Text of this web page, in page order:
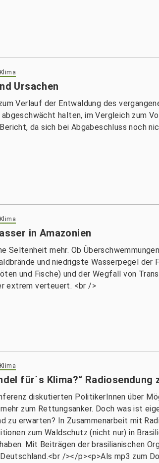
Ursachen
Verlauf der Entwaldung des
halten, im Vergleich zum
da sich bei Abgabeschluss noch
in Amazonien
Seltenheit mehr. Ob
und niedrigste Wasserpegel der
und Fische) und der Wegfall von
extrem verteuert. <br />
für`s Klima?“ Radiosendung
diskutierten PolitikerInnen über
zum Rettungsanker. Doch was ist
zu erwarten? In Zusammenarbeit mit
zum Waldschutz (nicht nur) in
Mit Beiträgen der brasilianischen
/></p><p>Als mp3 zum